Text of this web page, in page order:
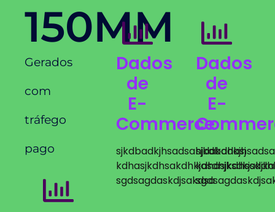
Gerados
com
tráfego
pago
150MM
Dados
de
E-
Commerce
sjkdbadkjhsadsahjdakdhasj
kdhasjkdhsakdhkjasdhjksdkjsdjka
sgdsagdaskdjsakdsa
Dados
de
E-